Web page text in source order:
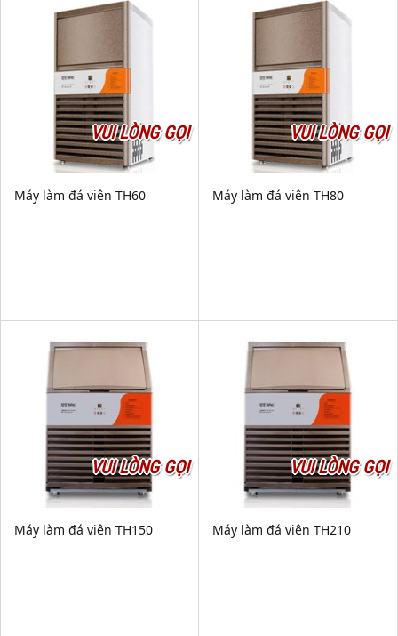
VUI LÒNG GỌI
Máy làm đá viên TH60
VUI LÒNG GỌI
Máy làm đá viên TH80
VUI LÒNG GỌI
Máy làm đá viên TH150
VUI LÒNG GỌI
Máy làm đá viên TH210